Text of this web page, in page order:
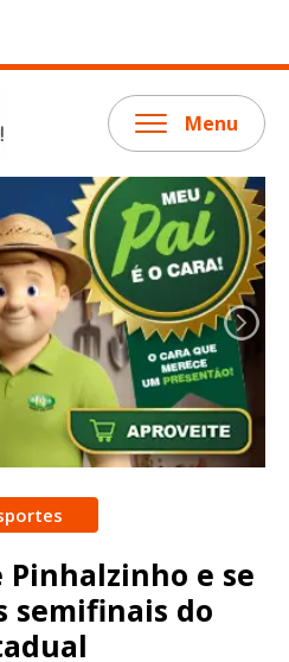
Menu
Pinhalzinho e se
semifinais do